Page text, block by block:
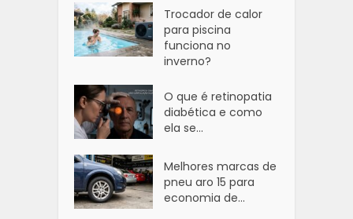
Trocador de calor
para piscina
funciona no
inverno?
O que é retinopatia
diabética e como
ela se...
Melhores marcas de
pneu aro 15 para
economia de...